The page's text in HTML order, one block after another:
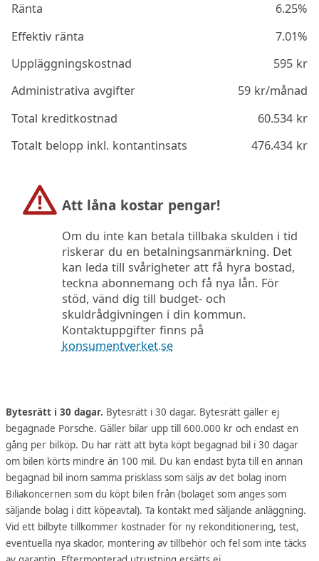
Ränta
6.25%
Effektiv ränta
7.01%
Uppläggningskostnad
595kr
Administrativa avgifter
59kr/månad
Total kreditkostnad
60.534kr
Totalt belopp inkl. kontantinsats
476.434kr
Att låna kostar pengar!
Om du inte kan betala tillbaka skulden i tid
riskerar du en betalningsanmärkning. Det
kan leda till svårigheter att få hyra bostad,
teckna abonnemang och få nya lån. För
stöd, vänd dig till budget- och
skuldrådgivningen i din kommun.
Kontaktuppgifter finns på
konsumentverket.se
Bytesrätt i 30 dagar. Bytesrätt i 30 dagar. Bytesrätt gäller ej
begagnade Porsche. Gäller bilar upp till 600.000 kr och endast en
gång per bilköp. Du har rätt att byta köpt begagnad bil i 30 dagar
om bilen körts mindre än 100 mil. Du kan endast byta till en annan
begagnad bil inom samma prisklass som säljs av det bolag inom
Biliakoncernen som du köpt bilen från (bolaget som anges som
säljande bolag i ditt köpeavtal). Ta kontakt med säljande anläggning.
Vid ett bilbyte tillkommer kostnader för ny rekonditionering, test,
eventuella nya skador, montering av tillbehör och fel som inte täcks